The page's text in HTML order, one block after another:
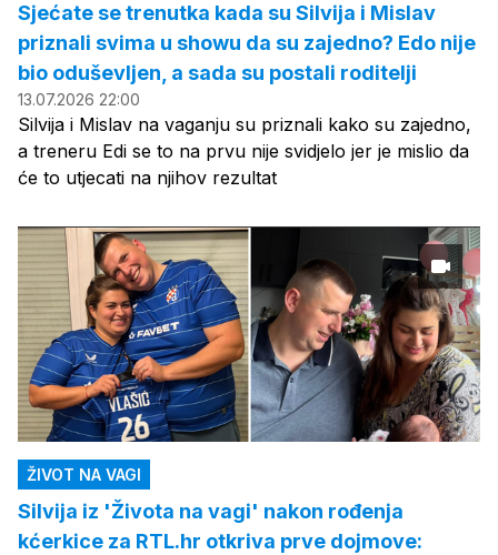
Sjećate se trenutka kada su Silvija i Mislav
priznali svima u showu da su zajedno? Edo nije
bio oduševljen, a sada su postali roditelji
13.07.2026 22:00
Silvija i Mislav na vaganju su priznali kako su zajedno,
a treneru Edi se to na prvu nije svidjelo jer je mislio da
će to utjecati na njihov rezultat
ŽIVOT NA VAGI
Silvija iz 'Života na vagi' nakon rođenja
kćerkice za RTL.hr otkriva prve dojmove: